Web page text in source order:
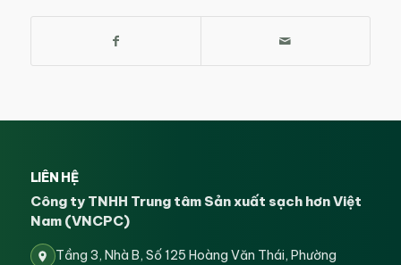
LIÊN HỆ
Công ty TNHH Trung tâm Sản xuất sạch hơn Việt
Nam (VNCPC)
Tầng 3, Nhà B, Số 125 Hoàng Văn Thái, Phường